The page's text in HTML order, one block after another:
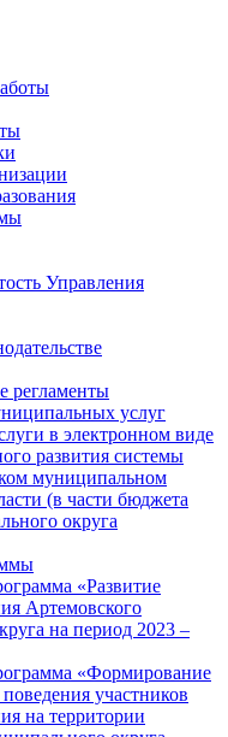
Управления
регламенты
услуг
в электронном виде
развития системы
муниципальном
(в части бюджета
округа
«Развитие
Артемовского
на период 2023 –
«Формирование
участников
на территории